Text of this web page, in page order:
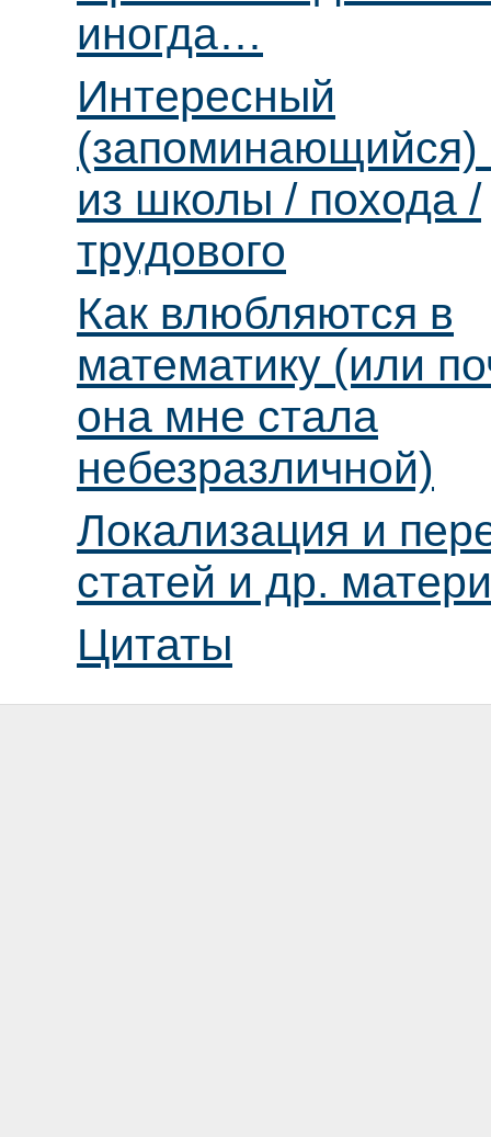
иногда…
Интересный
(запоминающийся)
из школы / похода /
трудового
Как влюбляются в
математику (или
она мне стала
небезразличной)
Локализация и
статей и др.
Цитаты